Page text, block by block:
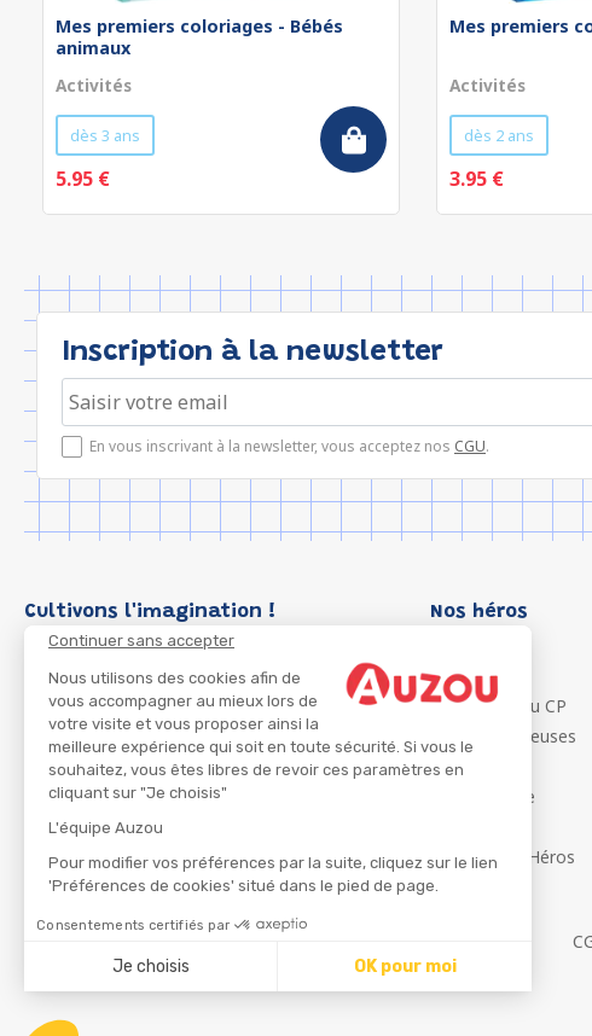
Continuer sans accepter
Nous utilisons des cookies afin de
vous accompagner au mieux lors de
votre visite et vous proposer ainsi la
meilleure expérience qui soit en toute sécurité. Si vous le
souhaitez, vous êtes libres de revoir ces paramètres en
cliquant sur "Je choisis"
L'équipe Auzou
Pour modifier vos préférences par la suite, cliquez sur le lien
'Préférences de cookies' situé dans le pied de page.
Consentements certifiés par
Je choisis OK pour moi
Mes premiers coloriages - Bébés
animaux
Activités
dès 3 ans
5.95 €
Mes premiers
Activités
dès 2 ans
3.95 €
Inscription à la newsletter
En vous inscrivant à la newsletter, vous acceptez nos CGU.
Cultivons l'imagination ! Nos héros
P'tit Loup
Les Héros du CP
Les Influenceuses
Migali
Petite Taupe
Ma Boîte à Héros